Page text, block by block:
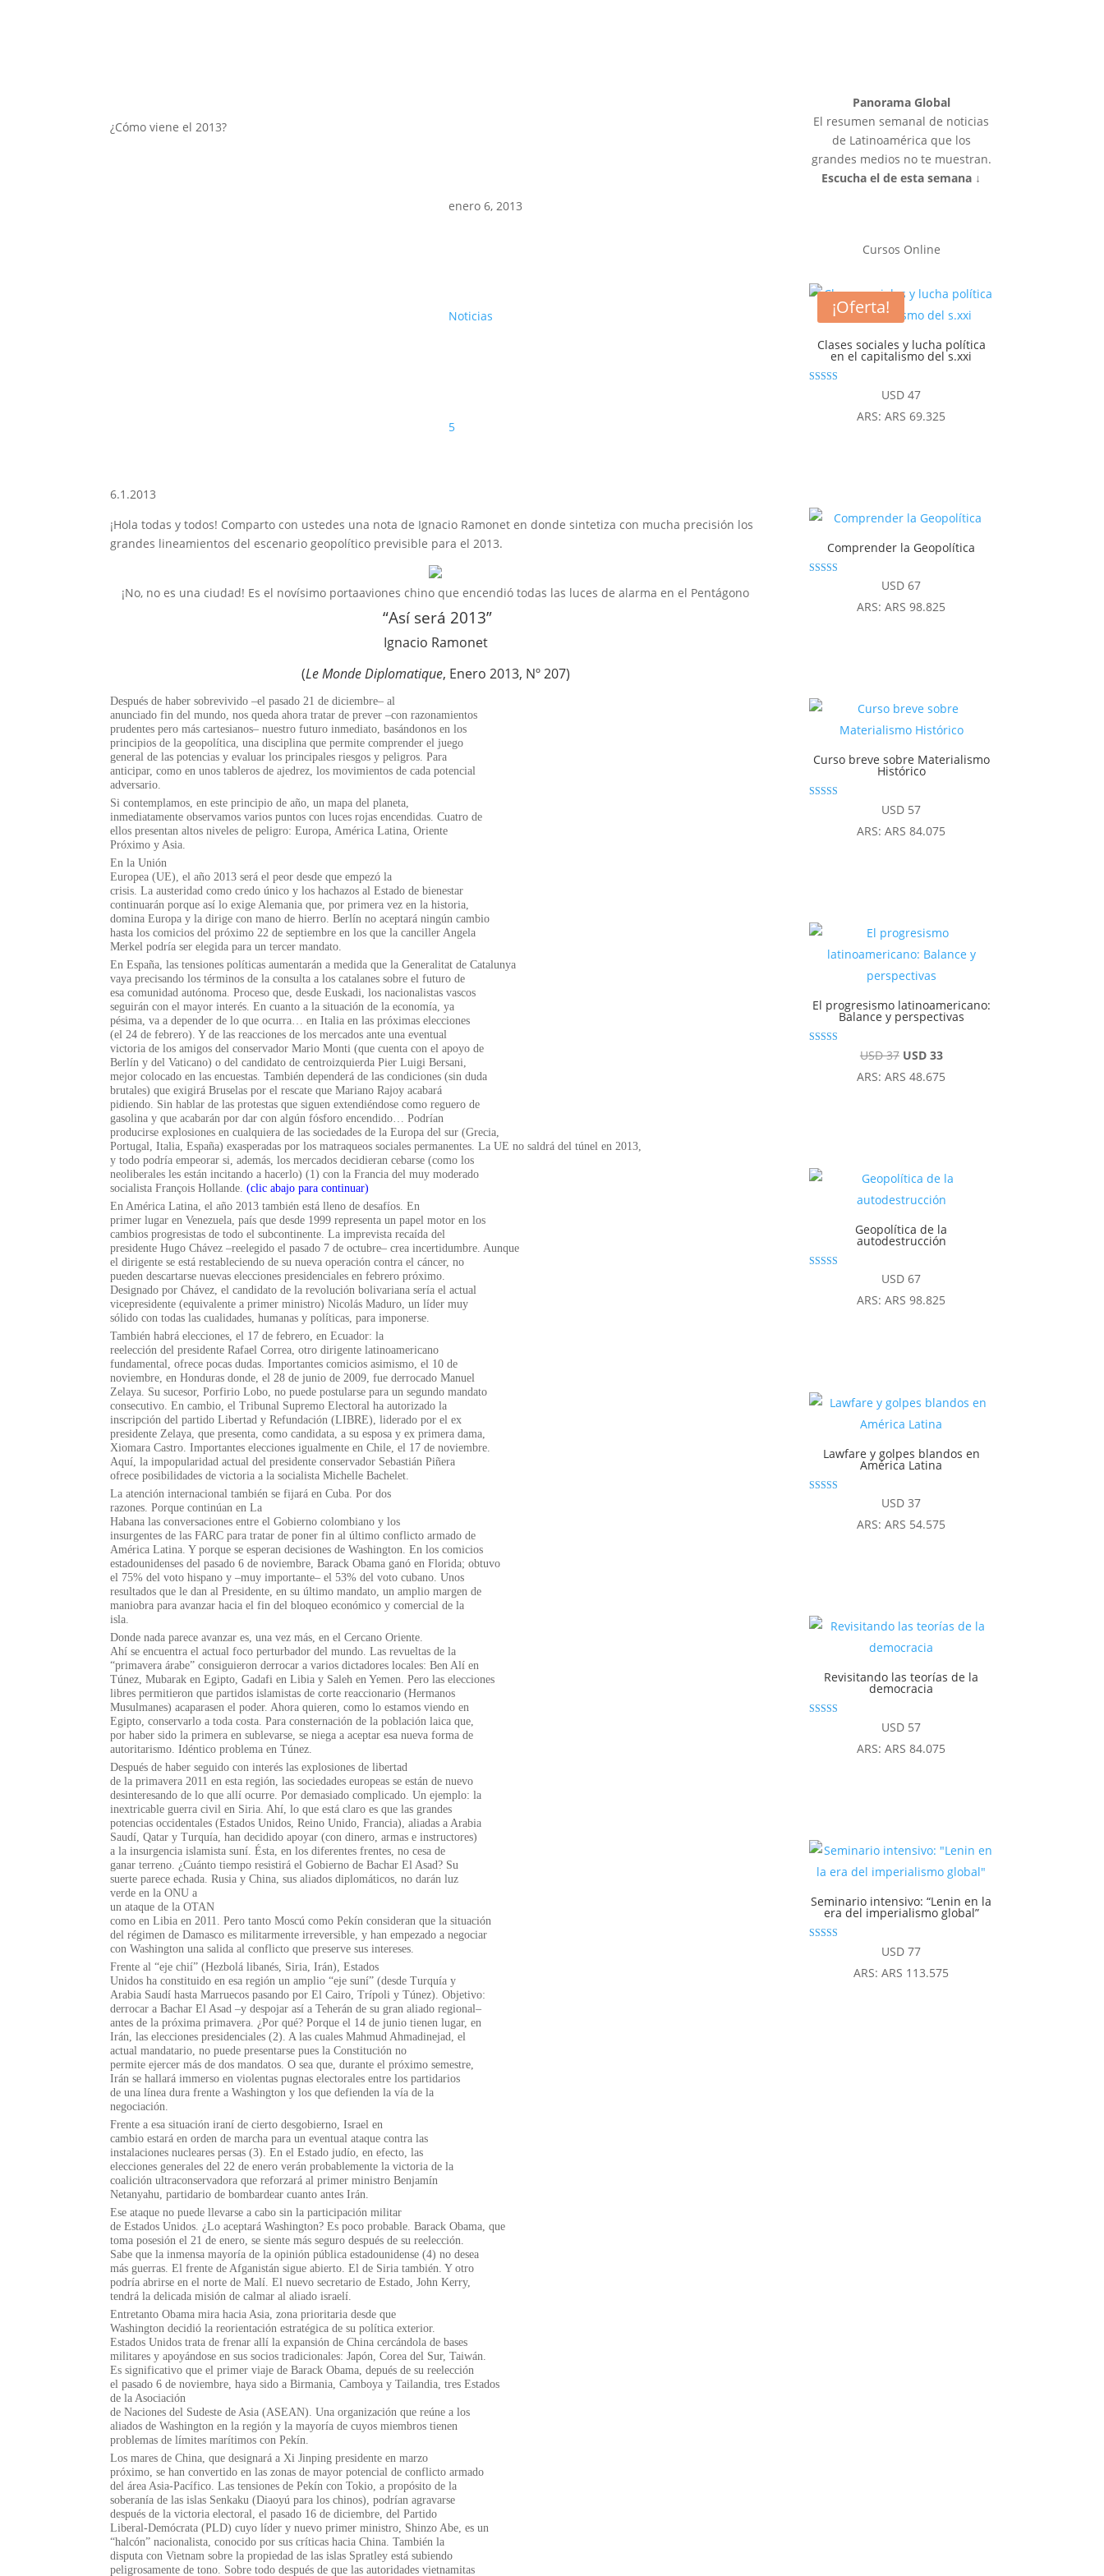
¿Cómo viene el 2013?
enero 6, 2013
Noticias
5
6.1.2013
¡Hola todas y todos! Comparto con ustedes una nota de Ignacio Ramonet en donde sintetiza con mucha precisión los
grandes lineamientos del escenario geopolítico previsible para el 2013.
¡No, no es una ciudad! Es el novísimo portaaviones chino que encendió todas las luces de alarma en el Pentágono
“Así será 2013”
Ignacio Ramonet
(Le Monde Diplomatique, Enero 2013, Nº 207)
Después de haber sobrevivido –el pasado 21 de diciembre– al
anunciado fin del mundo, nos queda ahora tratar de prever –con razonamientos
prudentes pero más cartesianos– nuestro futuro inmediato, basándonos en los
principios de la geopolítica, una disciplina que permite comprender el juego
general de las potencias y evaluar los principales riesgos y peligros. Para
anticipar, como en unos tableros de ajedrez, los movimientos de cada potencial
adversario.
Si contemplamos, en este principio de año, un mapa del planeta,
inmediatamente observamos varios puntos con luces rojas encendidas. Cuatro de
ellos presentan altos niveles de peligro: Europa, América Latina, Oriente
Próximo y Asia.
En la Unión
Europea (UE), el año 2013 será el peor desde que empezó la
crisis. La austeridad como credo único y los hachazos al Estado de bienestar
continuarán porque así lo exige Alemania que, por primera vez en la historia,
domina Europa y la dirige con mano de hierro. Berlín no aceptará ningún cambio
hasta los comicios del próximo 22 de septiembre en los que la canciller Angela
Merkel podría ser elegida para un tercer mandato.
En España, las tensiones políticas aumentarán a medida que la Generalitat de Catalunya
vaya precisando los términos de la consulta a los catalanes sobre el futuro de
esa comunidad autónoma. Proceso que, desde Euskadi, los nacionalistas vascos
seguirán con el mayor interés. En cuanto a la situación de la economía, ya
pésima, va a depender de lo que ocurra… en Italia en las próximas elecciones
(el 24 de febrero). Y de las reacciones de los mercados ante una eventual
victoria de los amigos del conservador Mario Monti (que cuenta con el apoyo de
Berlín y del Vaticano) o del candidato de centroizquierda Pier Luigi Bersani,
mejor colocado en las encuestas. También dependerá de las condiciones (sin duda
brutales) que exigirá Bruselas por el rescate que Mariano Rajoy acabará
pidiendo. Sin hablar de las protestas que siguen extendiéndose como reguero de
gasolina y que acabarán por dar con algún fósforo encendido… Podrían
producirse explosiones en cualquiera de las sociedades de la Europa del sur (Grecia,
Portugal, Italia, España) exasperadas por los matraqueos sociales permanentes. La UE no saldrá del túnel en 2013,
y todo podría empeorar si, además, los mercados decidieran cebarse (como los
neoliberales les están incitando a hacerlo) (1) con la Francia del muy moderado
socialista François Hollande.(clic abajo para continuar)
En América Latina, el año 2013 también está lleno de desafíos. En
primer lugar en Venezuela, país que desde 1999 representa un papel motor en los
cambios progresistas de todo el subcontinente. La imprevista recaída del
presidente Hugo Chávez –reelegido el pasado 7 de octubre– crea incertidumbre. Aunque
el dirigente se está restableciendo de su nueva operación contra el cáncer, no
pueden descartarse nuevas elecciones presidenciales en febrero próximo.
Designado por Chávez, el candidato de la revolución bolivariana sería el actual
vicepresidente (equivalente a primer ministro) Nicolás Maduro, un líder muy
sólido con todas las cualidades, humanas y políticas, para imponerse.
También habrá elecciones, el 17 de febrero, en Ecuador: la
reelección del presidente Rafael Correa, otro dirigente latinoamericano
fundamental, ofrece pocas dudas. Importantes comicios asimismo, el 10 de
noviembre, en Honduras donde, el 28 de junio de 2009, fue derrocado Manuel
Zelaya. Su sucesor, Porfirio Lobo, no puede postularse para un segundo mandato
consecutivo. En cambio, el Tribunal Supremo Electoral ha autorizado la
inscripción del partido Libertad y Refundación (LIBRE), liderado por el ex
presidente Zelaya, que presenta, como candidata, a su esposa y ex primera dama,
Xiomara Castro. Importantes elecciones igualmente en Chile, el 17 de noviembre.
Aquí, la impopularidad actual del presidente conservador Sebastián Piñera
ofrece posibilidades de victoria a la socialista Michelle Bachelet.
La atención internacional también se fijará en Cuba. Por dos
razones. Porque continúan en La
Habana las conversaciones entre el Gobierno colombiano y los
insurgentes de las FARC para tratar de poner fin al último conflicto armado de
América Latina. Y porque se esperan decisiones de Washington. En los comicios
estadounidenses del pasado 6 de noviembre, Barack Obama ganó en Florida; obtuvo
el 75% del voto hispano y –muy importante– el 53% del voto cubano. Unos
resultados que le dan al Presidente, en su último mandato, un amplio margen de
maniobra para avanzar hacia el fin del bloqueo económico y comercial de la
isla.
Donde nada parece avanzar es, una vez más, en el Cercano Oriente.
Ahí se encuentra el actual foco perturbador del mundo. Las revueltas de la
“primavera árabe” consiguieron derrocar a varios dictadores locales: Ben Alí en
Túnez, Mubarak en Egipto, Gadafi en Libia y Saleh en Yemen. Pero las elecciones
libres permitieron que partidos islamistas de corte reaccionario (Hermanos
Musulmanes) acaparasen el poder. Ahora quieren, como lo estamos viendo en
Egipto, conservarlo a toda costa. Para consternación de la población laica que,
por haber sido la primera en sublevarse, se niega a aceptar esa nueva forma de
autoritarismo. Idéntico problema en Túnez.
Después de haber seguido con interés las explosiones de libertad
de la primavera 2011 en esta región, las sociedades europeas se están de nuevo
desinteresando de lo que allí ocurre. Por demasiado complicado. Un ejemplo: la
inextricable guerra civil en Siria. Ahí, lo que está claro es que las grandes
potencias occidentales (Estados Unidos, Reino Unido, Francia), aliadas a Arabia
Saudí, Qatar y Turquía, han decidido apoyar (con dinero, armas e instructores)
a la insurgencia islamista suní. Ésta, en los diferentes frentes, no cesa de
ganar terreno. ¿Cuánto tiempo resistirá el Gobierno de Bachar El Asad? Su
suerte parece echada. Rusia y China, sus aliados diplomáticos, no darán luz
verde en la ONU a
un ataque de la OTAN
como en Libia en 2011. Pero tanto Moscú como Pekín consideran que la situación
del régimen de Damasco es militarmente irreversible, y han empezado a negociar
con Washington una salida al conflicto que preserve sus intereses.
Frente al “eje chií” (Hezbolá libanés, Siria, Irán), Estados
Unidos ha constituido en esa región un amplio “eje suní” (desde Turquía y
Arabia Saudí hasta Marruecos pasando por El Cairo, Trípoli y Túnez). Objetivo:
derrocar a Bachar El Asad –y despojar así a Teherán de su gran aliado regional–
antes de la próxima primavera. ¿Por qué? Porque el 14 de junio tienen lugar, en
Irán, las elecciones presidenciales (2). A las cuales Mahmud Ahmadinejad, el
actual mandatario, no puede presentarse pues la Constitución no
permite ejercer más de dos mandatos. O sea que, durante el próximo semestre,
Irán se hallará immerso en violentas pugnas electorales entre los partidarios
de una línea dura frente a Wa­s­hington y los que defienden la vía de la
negociación.
Frente a esa situación iraní de cierto desgobierno, Israel en
cambio estará en orden de marcha para un eventual ataque contra las
instalaciones nucleares persas (3). En el Estado judío, en efecto, las
elecciones generales del 22 de enero verán probablemente la victoria de la
coalición ultraconservadora que reforzará al primer ministro Benjamín
Netanyahu, partidario de bombardear cuanto antes Irán.
Ese ataque no puede llevarse a cabo sin la participación militar
de Estados Unidos. ¿Lo aceptará Washington? Es poco probable. Barack Obama, que
toma posesión el 21 de enero, se siente más seguro después de su reelección.
Sabe que la inmensa mayoría de la opinión pública estadounidense (4) no desea
más guerras. El frente de Afganistán sigue abierto. El de Siria también. Y otro
podría abrirse en el norte de Malí. El nuevo secretario de Estado, John Kerry,
tendrá la delicada misión de calmar al aliado israelí.
Entretanto Obama mira hacia Asia, zona prioritaria desde que
Washington decidió la reorientación estratégica de su política exterior.
Estados Unidos trata de frenar allí la expansión de China cercándola de bases
militares y apoyándose en sus socios tradicionales: Japón, ­Corea del Sur, Taiwán.
Es significativo que el primer viaje de Barack Obama, depués de su ­reelección
el pasado 6 de noviembre, haya sido a Birmania, Camboya y Tailandia, tres ­Estados
de la Asociación
de ­Naciones del Sudeste de Asia (ASEAN). Una organización que reúne a los
aliados de Wa­shington en la región y la mayoría de cuyos miembros tienen
problemas de límites marítimos con Pekín.
Los mares de China, que designará a Xi Jinping presidente en marzo
próximo, se han convertido en las zonas de mayor potencial de conflicto armado
del área Asia-Pacífico. Las tensiones de Pekín con Tokio, a propósito de la
soberanía de las islas Senkaku (Diaoyú para los chinos), podrían agravarse
después de la victoria electoral, el pasado 16 de diciembre, del Partido
Liberal-Demócrata (PLD) cuyo líder y nuevo primer ministro, Shinzo Abe, es un
“halcón” nacionalista, conocido por sus críticas hacia China. También la
disputa con Vietnam sobre la propiedad de las islas Spratley está subiendo
peligrosamente de tono. Sobre todo después de que las autoridades vietnamitas
Panorama Global
El resumen semanal de noticias
de Latinoamérica que los
grandes medios no te muestran.
Escucha el de esta semana ↓
Cursos Online
Clases sociales y lucha política
en el capitalismo del s.xxi
USD 47
ARS:ARS 69.325
Comprender la Geopolítica
USD 67
ARS:ARS 98.825
Curso breve sobre Materialismo
Histórico
USD 57
ARS:ARS 84.075
¡Oferta!
El progresismo latinoamericano:
Balance y perspectivas
Valorado conUSD37 El
precio
USD33El
precio
ARS:ARS 48.675
Geopolítica de la
autodestrucción
USD 67
ARS:ARS 98.825
Lawfare y golpes blandos en
América Latina
USD 37
ARS:ARS 54.575
Revisitando las teorías de la
democracia
USD 57
ARS:ARS 84.075
Seminario intensivo: “Lenin en la
era del imperialismo global”
USD 77
ARS:ARS 113.575